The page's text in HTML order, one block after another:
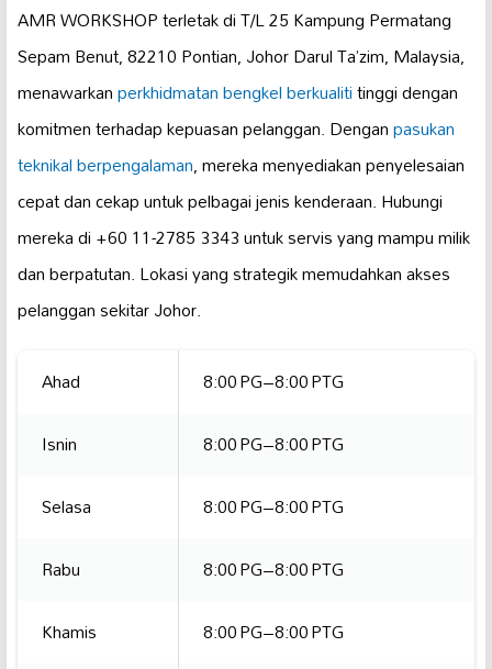
AMR WORKSHOP terletak di T/L 25 Kampung Permatang
Sepam Benut, 82210 Pontian, Johor Darul Ta’zim, Malaysia,
menawarkanperkhidmatan bengkelberkualititinggi dengan
komitmen terhadap kepuasan pelanggan. Denganpasukan
teknikal berpengalaman, mereka menyediakan penyelesaian
cepat dan cekap untuk pelbagai jenis kenderaan. Hubungi
mereka di +60 11-2785 3343 untuk servis yang mampu milik
dan berpatutan. Lokasi yang strategik memudahkan akses
pelanggan sekitar Johor.
Ahad
8:00 PG–8:00 PTG
Isnin
8:00 PG–8:00 PTG
Selasa
8:00 PG–8:00 PTG
Rabu
8:00 PG–8:00 PTG
Khamis
8:00 PG–8:00 PTG